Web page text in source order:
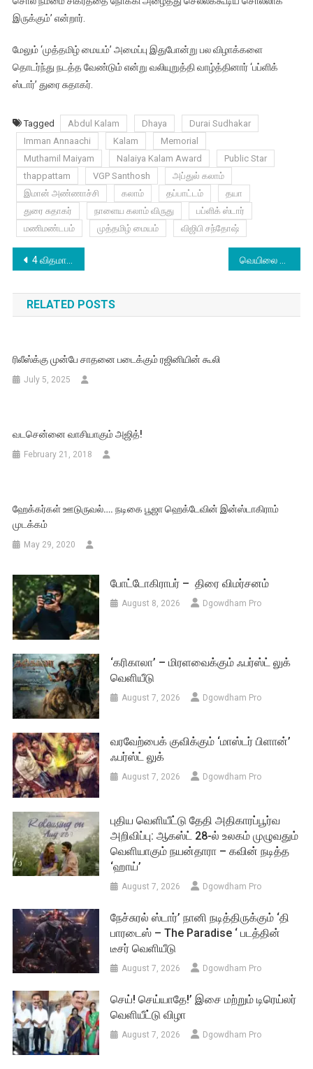
இருக்கும்’ என்றார்.
மேலும் ‘முத்தமிழ் மையம்’ அமைப்பு இதுபோன்று பல விழாக்களை
தொடர்ந்து நடத்த வேண்டும் என்று வலியுறுத்தி வாழ்த்தினார் ‘பப்ளிக்
ஸ்டார்’ துரை சுதாகர்.
Tagged Abdul Kalam Dhaya
Durai Sudhakar
Imman Annaachi
Kalam
Memorial
Muthamil Maiyam
Nalaiya Kalam Award
Public Star
thappattam
VGP Santhosh
அப்துல் கலாம்
இமான் அண்ணாச்சி
கலாம் தப்பாட்டம்
தயா
துரை சுதாகர்
நாளைய கலாம் விருது
பப்ளிக் ஸ்டார்
மணிமண்டபம்
முத்தமிழ் மையம் விஜிபி சந்தோஷ்
Post
navigation
4 விதமான கதைகளுடன் துல்கர் படம் வெயிலை வெறுக்கும் சமந்தா
RELATED POSTS
ரிலீஸ்க்கு முன்பே சாதனை படைக்கும் ரஜினியின் கூலி
July 5, 2025
வடசென்னை வாசியாகும் அஜித்!
February 21, 2018
ஹேக்கர்கள் ஊடுருவல்…. நடிகை பூஜா ஹெக்டேவின் இன்ஸ்டாகிராம்
முடக்கம்
May 29, 2020
போட்டோகிராபர் – திரை விமர்சனம்
August 8, 2026 Dgowdham Pro
‘கரிகாலா’ – மிரளவைக்கும் ஃபர்ஸ்ட் லுக்
வெளியீடு
August 7, 2026 Dgowdham Pro
வரவேற்பைக் குவிக்கும் ‘மாஸ்டர் பிளான்’
ஃபர்ஸ்ட் லுக்
August 7, 2026 Dgowdham Pro
புதிய வெளியீட்டு தேதி அதிகாரப்பூர்வ
அறிவிப்பு: ஆகஸ்ட் 28-ல் உலகம் முழுவதும்
வெளியாகும் நயன்தாரா – கவின் நடித்த
‘ஹாய்’
August 7, 2026 Dgowdham Pro
நேச்சுரல் ஸ்டார்’ நானி நடித்திருக்கும் ‘தி
பாரடைஸ் – The Paradise ‘ படத்தின்
டீசர் வெளியீடு
August 7, 2026 Dgowdham Pro
செய்! செய்யாதே!’ இசை மற்றும் டிரெய்லர்
வெளியீட்டு விழா
August 7, 2026 Dgowdham Pro